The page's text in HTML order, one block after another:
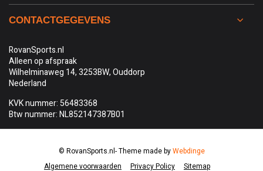
CONTACTGEGEVENS
RovanSports.nl
Alleen op afspraak
Wilhelminaweg 14, 3253BW, Ouddorp
Nederland
KVK nummer: 56483368
Btw nummer: NL852147387B01
Algemene voorwaarden Privacy Policy Sitemap
© RovanSports.nl- Theme made byWebdinge